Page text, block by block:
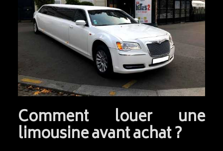
Comment louer une
limousine avant achat ?